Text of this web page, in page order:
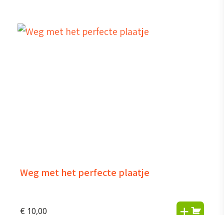
Weg met het perfecte plaatje
€ 10,00